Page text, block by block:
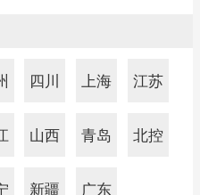
四川 上海 江苏
山西 青岛 北控
新疆 广东